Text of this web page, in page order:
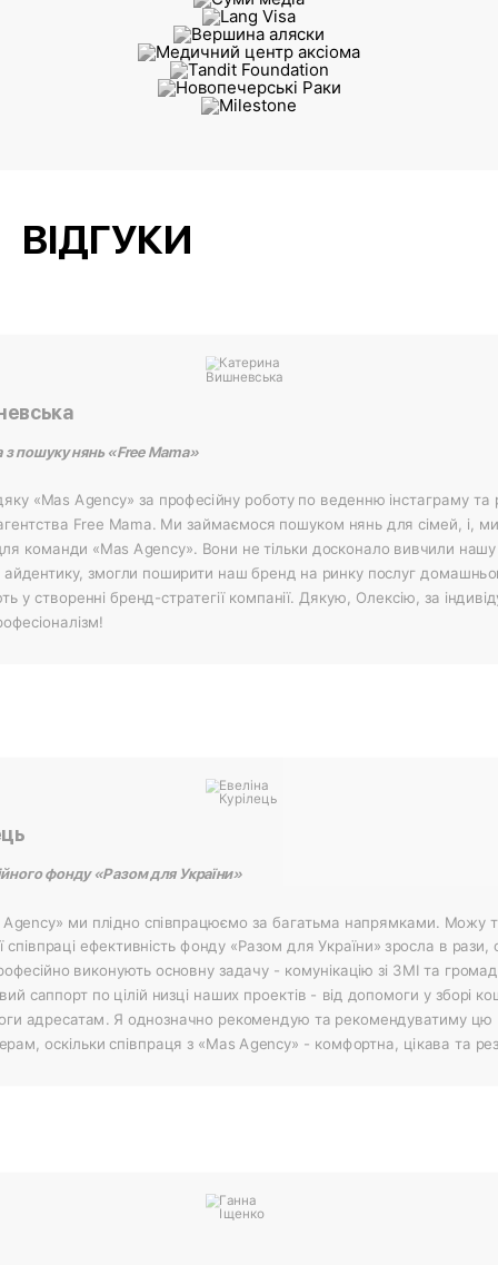
ВІДГУКИ
з пошуку нянь «Free Mama»
«Mas Agency» за професійну роботу по веденню інстаграму та
Free Mama. Ми займаємося пошуком нянь для сімей, і,
команди «Mas Agency». Вони не тільки досконало вивчили
айдентику, змогли поширити наш бренд на ринку послуг
у створенні бренд-стратегії компанії. Дякую, Олексію, за
фонду «Разом для України»
Agency» ми плідно співпрацюємо за багатьма напрямками. Можу
співпраці ефективність фонду «Разом для України» зросла в рази,
виконують основну задачу - комунікацію зі ЗМІ та
саппорт по цілій низці наших проектів - від допомоги у зборі
адресатам. Я однозначно рекомендую та рекомендуватиму цю
оскільки співпраця з «Mas Agency» - комфортна, цікава та